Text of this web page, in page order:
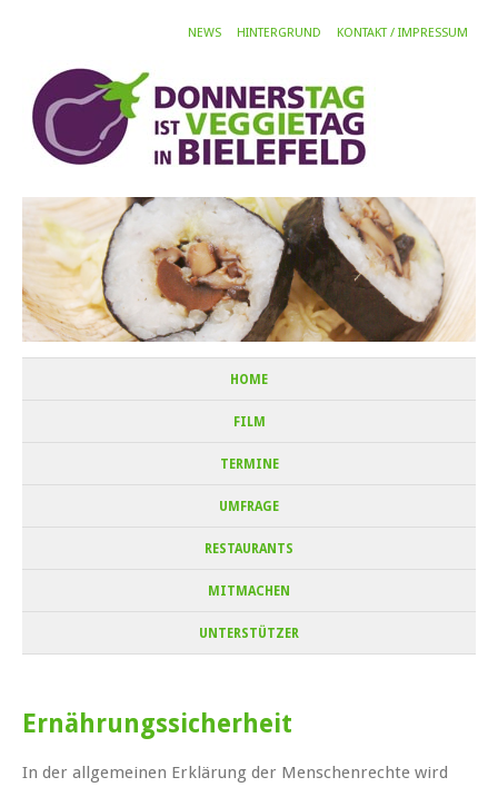
NEWS HINTERGRUND KONTAKT / IMPRESSUM
HOME
FILM
TERMINE
UMFRAGE
RESTAURANTS
MITMACHEN
UNTERSTÜTZER
Ernährungssicherheit
In der allgemeinen Erklärung der Menschenrechte wird